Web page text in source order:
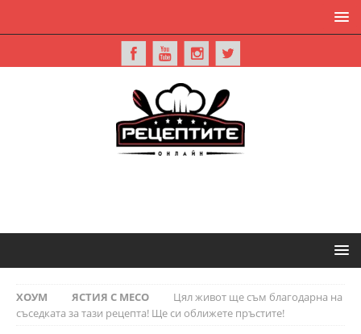
ХОУМ ЯСТИЯ С МЕСО
Цял живот ще съм благодарна на
съседката за тази рецепта! Ще си оближете пръстите!